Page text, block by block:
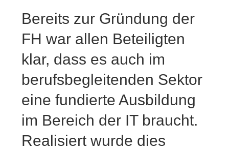
Bereits zur Gründung der
FH war allen Beteiligten
klar, dass es auch im
berufsbegleitenden Sektor
eine fundierte Ausbildung
im Bereich der IT braucht.
Realisiert wurde dies